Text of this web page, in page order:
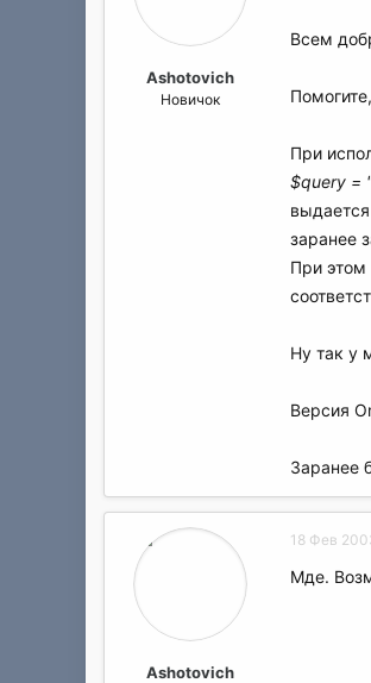
м
л
Ashotovich
Новичок
Всем
При
$query =
заранее
При этом
Ну так у
Версия
Заранее
Ashotovich
18 Фев
Мде.